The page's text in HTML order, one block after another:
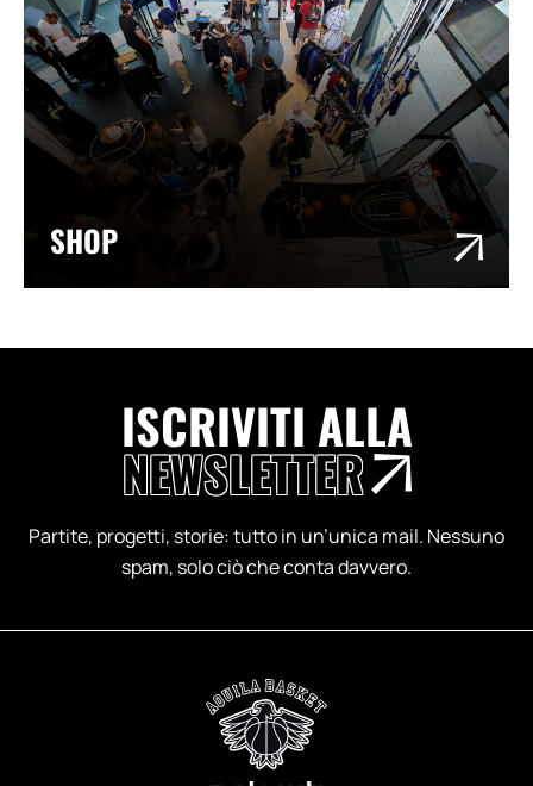
SHOP
ISCRIVITI ALLA
NEWSLETTER
Partite, progetti, storie: tutto in un’unica mail. Nessuno
spam, solo ciò che conta davvero.